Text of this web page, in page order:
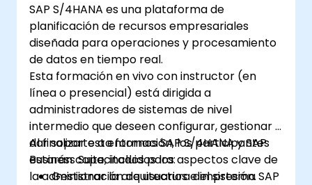
SAP S/4HANA es una plataforma de
planificación de recursos empresariales
diseñada para operaciones y procesamiento
de datos en tiempo real.
Esta formación en vivo con instructor (en
línea o presencial) está dirigida a
administradores de sistemas de nivel
intermedio que deseen configurar, gestionar y
dar soporte a entornos SAP S/4HANA y SAP
Business Suite, incluidos los aspectos clave de
la administración de usuarios e impresión.
Al finalizar esta formación, los participantes
estarán capacitados para:
Gestionar la arquitectura del sistema SAP